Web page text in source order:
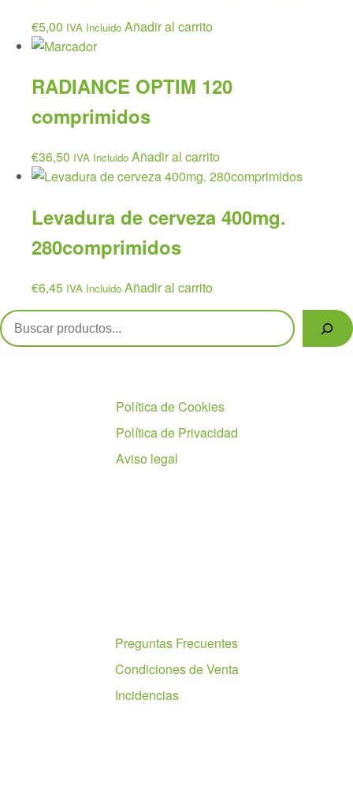
€5,00 IVA Incluido Añadir al carrito
RADIANCE OPTIM 120
comprimidos
€36,50 IVA Incluido Añadir al carrito
Levadura de cerveza 400mg.
280comprimidos
€6,45 IVA Incluido Añadir al carrito
Buscar
Política de Cookies
Política de Privacidad
Aviso legal
Preguntas Frecuentes
Condiciones de Venta
Incidencias